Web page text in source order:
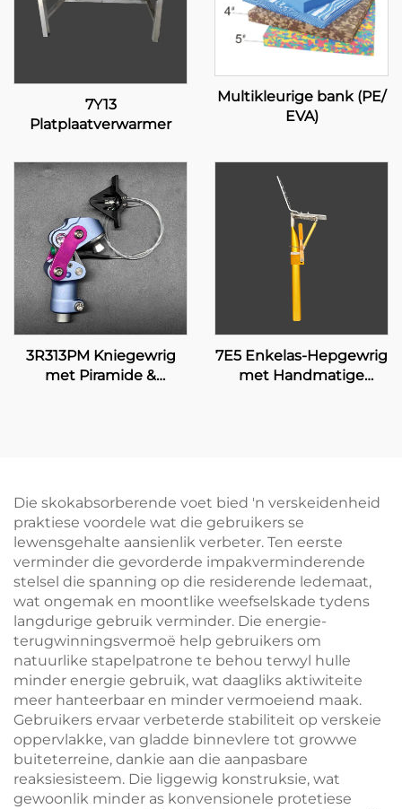
7Y13
Platplaatverwarmer
Multikleurige bank (PE/
EVA)
3R313PM Kniegewrig
met Piramide &
7E5 Enkelas-Hepgewrig
met Handmatige
Die skokabsorberende voet bied 'n verskeidenheid
praktiese voordele wat die gebruikers se
lewensgehalte aansienlik verbeter. Ten eerste
verminder die gevorderde impakverminderende
stelsel die spanning op die residerende ledemaat,
wat ongemak en moontlike weefselskade tydens
langdurige gebruik verminder. Die energie-
terugwinningsvermoë help gebruikers om
natuurlike stapelpatrone te behou terwyl hulle
minder energie gebruik, wat daagliks aktiwiteite
meer hanteerbaar en minder vermoeiend maak.
Gebruikers ervaar verbeterde stabiliteit op verskeie
oppervlakke, van gladde binnevlere tot growwe
buiteterreine, dankie aan die aanpasbare
reaksiesisteem. Die liggewig konstruksie, wat
gewoonlik minder as konvensionele protetiese